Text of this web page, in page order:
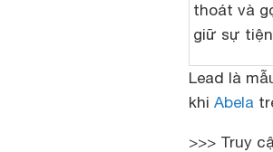
thoát và
giữ sự
Lead là
khi Abela
>>> Truy